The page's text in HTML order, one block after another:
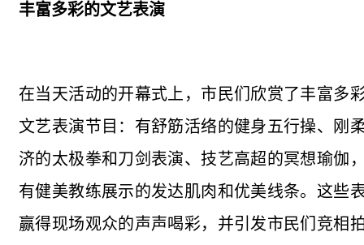
丰富多彩的文艺表演
在当天活动的开幕式上，市民们欣赏了丰富多
文艺表演节目：有舒筋活络的健身五行操、刚
济的太极拳和刀剑表演、技艺高超的冥想瑜伽
有健美教练展示的发达肌肉和优美线条。这些
赢得现场观众的声声喝彩，并引发市民们竞相